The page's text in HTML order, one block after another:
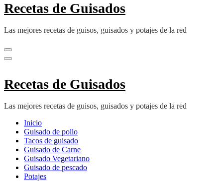
Recetas de Guisados
Las mejores recetas de guisos, guisados y potajes de la red
Recetas de Guisados
Las mejores recetas de guisos, guisados y potajes de la red
Inicio
Guisado de pollo
Tacos de guisado
Guisado de Carne
Guisado Vegetariano
Guisado de pescado
Potajes